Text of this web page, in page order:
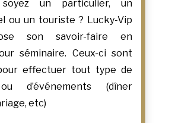
un particulier, un
ou un touriste ? Lucky-Vip
son savoir-faire en
séminaire. Ceux-ci sont
effectuer tout type de
d’événements (dîner
etc)